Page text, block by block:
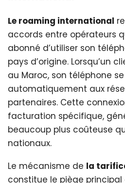
Le roaming international
accords entre opérateurs
abonné d’utiliser son
pays d’origine. Lorsqu’un
au Maroc, son téléphone
automatiquement aux
partenaires. Cette
facturation spécifique,
beaucoup plus coûteuse
nationaux.
Le mécanisme de la
constitue le piège principal